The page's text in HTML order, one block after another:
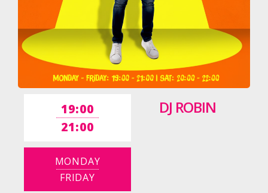
19:00
21:00
MONDAY
FRIDAY
DJ ROBIN